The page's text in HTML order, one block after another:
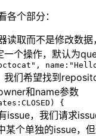
各个部分：
读取而不是修改数
个操作，默认为
我们希望找到
和name参数
issue，我们请求
个单独的issue，